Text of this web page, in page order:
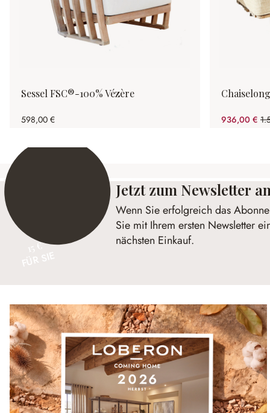
Sessel FSC®-100% Vézère
598,00 € 936,00 €
15 €
Jetzt zum Newsletter
Wenn Sie erfolgreich das
Sie mit Ihrem ersten Newsletter
nächsten Einkauf.